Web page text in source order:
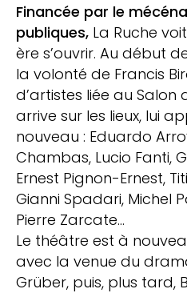
Financée par le
publiques, La Ruche
ère s’ouvrir. Au début
la volonté de Francis
d’artistes liée au Salon
arrive sur les lieux, lui
nouveau : Eduardo
Chambas, Lucio Fanti,
Ernest Pignon-Ernest,
Gianni Spadari, Michel
Pierre Zarcate…
Le théâtre est à
avec la venue du
Grüber, puis, plus tard,